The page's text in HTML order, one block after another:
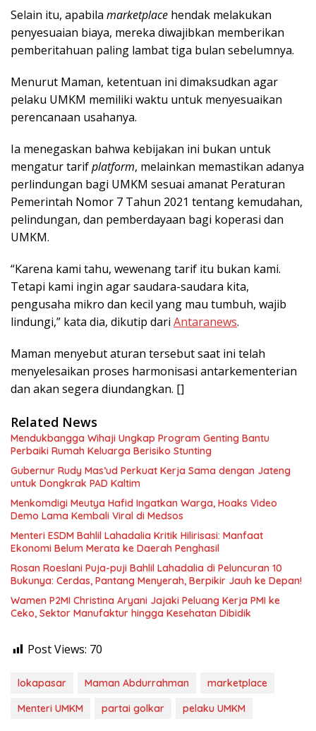
Selain itu, apabila marketplace hendak melakukan
penyesuaian biaya, mereka diwajibkan memberikan
pemberitahuan paling lambat tiga bulan sebelumnya.
Menurut Maman, ketentuan ini dimaksudkan agar
pelaku UMKM memiliki waktu untuk menyesuaikan
perencanaan usahanya.
Ia menegaskan bahwa kebijakan ini bukan untuk
mengatur tarifplatform, melainkan memastikan adanya
perlindungan bagi UMKM sesuai amanat Peraturan
Pemerintah Nomor 7 Tahun 2021 tentang kemudahan,
pelindungan, dan pemberdayaan bagi koperasi dan
UMKM.
“Karena kami tahu, wewenang tarif itu bukan kami.
Tetapi kami ingin agar saudara-saudara kita,
pengusaha mikro dan kecil yang mau tumbuh, wajib
lindungi,” kata dia, dikutip dari Antaranews.
Maman menyebut aturan tersebut saat ini telah
menyelesaikan proses harmonisasi antarkementerian
dan akan segera diundangkan. []
Related News
Mendukbangga Wihaji Ungkap Program Genting Bantu
Perbaiki Rumah Keluarga Berisiko Stunting
Gubernur Rudy Mas’ud Perkuat Kerja Sama dengan Jateng
untuk Dongkrak PAD Kaltim
Menkomdigi Meutya Hafid Ingatkan Warga, Hoaks Video
Demo Lama Kembali Viral di Medsos
Menteri ESDM Bahlil Lahadalia Kritik Hilirisasi: Manfaat
Ekonomi Belum Merata ke Daerah Penghasil
Rosan Roeslani Puja-puji Bahlil Lahadalia di Peluncuran 10
Bukunya: Cerdas, Pantang Menyerah, Berpikir Jauh ke Depan!
Wamen P2MI Christina Aryani Jajaki Peluang Kerja PMI ke
Ceko, Sektor Manufaktur hingga Kesehatan Dibidik
Post Views: 70
lokapasar Maman Abdurrahman
marketplace
Menteri UMKM
partai golkar pelaku UMKM